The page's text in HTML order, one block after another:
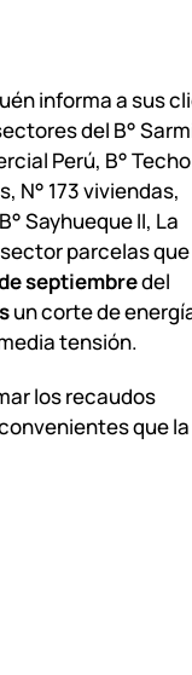
informa a sus
del B°
Perú, B° Techo
N° 173 viviendas,
Sayhueque II, La
parcelas
septiembredel
un corte de
tensión.
los recaudos
que